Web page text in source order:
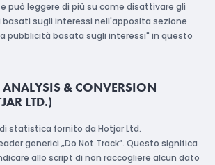
può leggere di più su come disattivare gli
sugli interessi nell'apposita sezione
pubblicità basata sugli interessi" in questo
ANALYSIS & CONVERSION
LTD.)
statistica fornito da Hotjar Ltd.
generici „Do Not Track”. Questo significa
allo script di non raccogliere alcun dato